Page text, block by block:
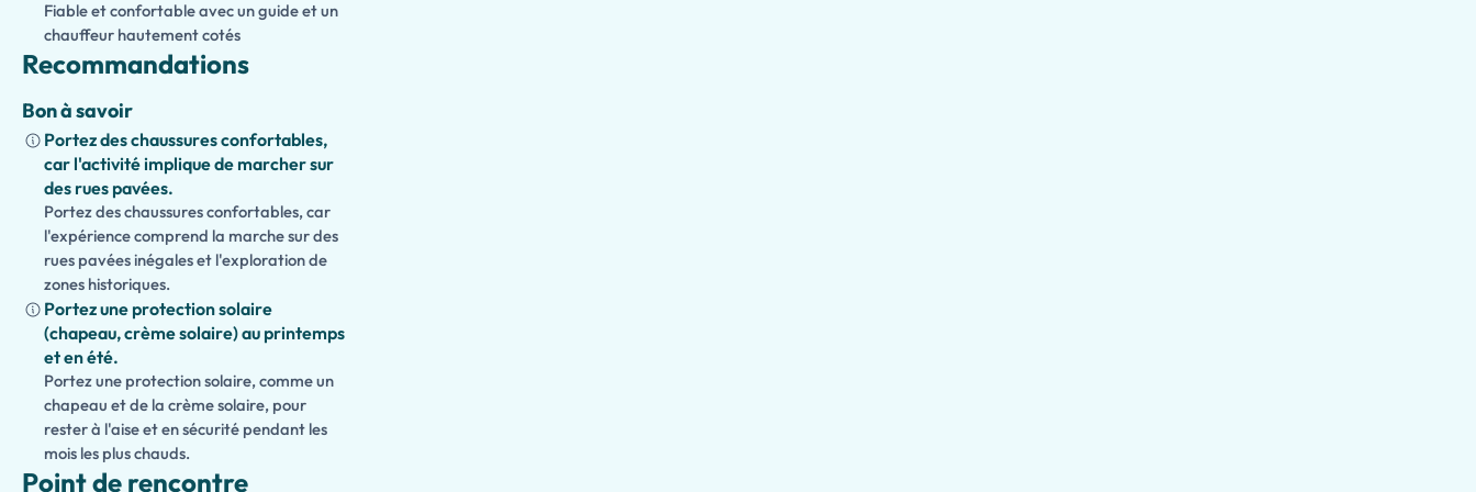
Fiable et confortable avec un guide et un
chauffeur hautement cotés
Recommandations
Bon à savoir
Portez des chaussures confortables,
car l'activité implique de marcher sur
des rues pavées.
Portez des chaussures confortables, car
l'expérience comprend la marche sur des
rues pavées inégales et l'exploration de
zones historiques.
Portez une protection solaire
(chapeau, crème solaire) au printemps
et en été.
Portez une protection solaire, comme un
chapeau et de la crème solaire, pour
rester à l'aise et en sécurité pendant les
mois les plus chauds.
Point de rencontre